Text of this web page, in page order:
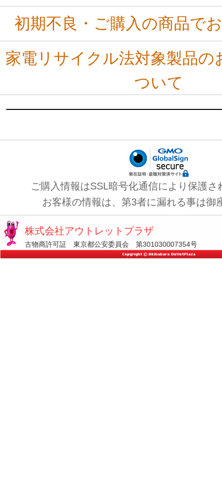
初期不良・ご購入の商品で
家電リサイクル法対象製品の
ついて
ご購入情報はSSL暗号化通信により保護さ
お客様の情報は、第3者に漏れる事は御
株式会社アウトレットプラザ
古物商許可証 東京都公安委員会 第301030007354号